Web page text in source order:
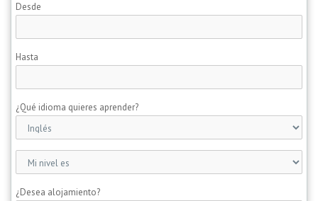
Desde
Hasta
¿Qué idioma quieres aprender?
¿Desea alojamiento?